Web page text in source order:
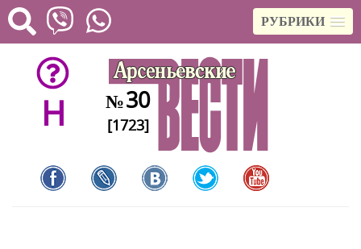
РУБРИКИ
H №30
[1723]